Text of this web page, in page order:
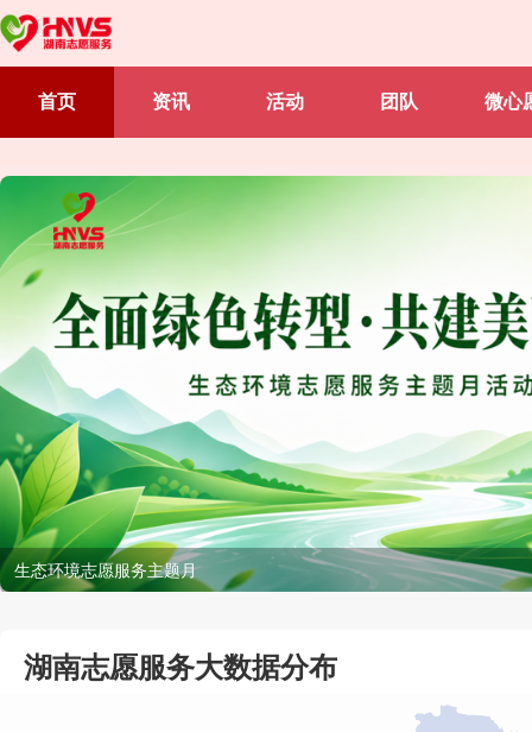
首页 资讯 活动 团队 微心
生态环境志愿服务主题月
湖南志愿服务大数据分布